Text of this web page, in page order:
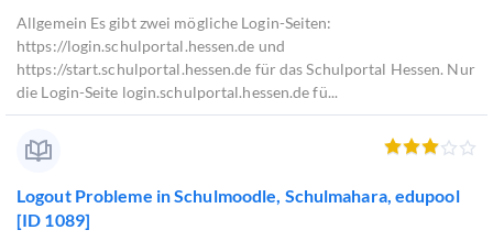
Allgemein Es gibt zwei mögliche Login-Seiten:
https://login.schulportal.hessen.de und
https://start.schulportal.hessen.de für das Schulportal Hessen. Nur
die Login-Seite login.schulportal.hessen.de fü...
Logout Probleme in Schulmoodle, Schulmahara, edupool
[ID 1089]